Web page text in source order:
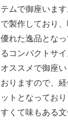
テムで御座いま
で製作しており
優れた逸品とな
るコンパクトサ
オススメで御座
おりますので、
ットとなってお
すくて味もある文